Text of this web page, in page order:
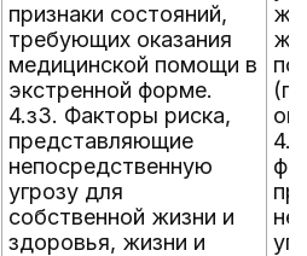
признаки состояний,
требующих оказания
медицинской помощи в
экстренной форме.
4.з3. Факторы риска,
представляющие
непосредственную
угрозу для
собственной жизни и
здоровья, жизни и